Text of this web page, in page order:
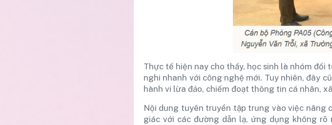
Thực tế hiện nay cho thấy, học sinh là nhóm
nghi nhanh với công nghệ mới. Tuy nhiên, đây
hành vi lừa đảo, chiếm đoạt thông tin cá nhân,
Nội dung tuyên truyền tập trung vào việc nâng
giác với các đường dẫn lạ, ứng dụng không